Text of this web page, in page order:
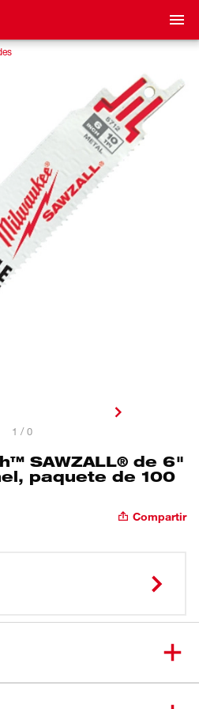
1 / 0
SAWZALL® de 6"
paquete de 100
Compartir